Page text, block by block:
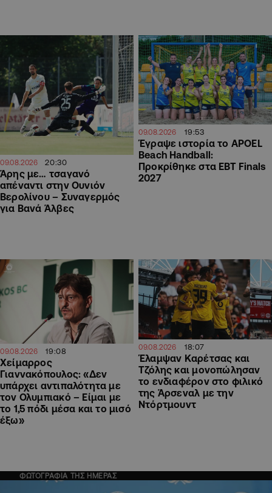
09.08.2026 20:30
Άρης με… τσαγανό
απέναντι στην Ουνιόν
Βερολίνου – Συναγερμός
για Βανά Άλβες
09.08.2026 19:53
Έγραψε ιστορία το APOEL
Beach Handball:
Προκρίθηκε στα EBT Finals
2027
09.08.2026 19:08
Χείμαρρος
Γιαννακόπουλος: «Δεν
υπάρχει αντιπαλότητα με
τον Ολυμπιακό – Είμαι με
το 1,5 πόδι μέσα και το μισό
έξω»
09.08.2026 18:07
Έλαμψαν Καρέτσας και
Τζόλης και μονοπώλησαν
το ενδιαφέρον στο φιλικό
της Άρσεναλ με την
Ντόρτμουντ
ΦΩΤΟΓΡΑΦΙΑ ΤΗΣ ΗΜΕΡΑΣ